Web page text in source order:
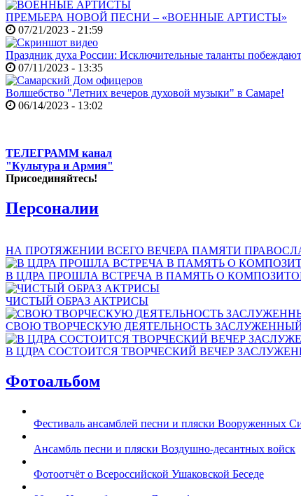
ПРЕМЬЕРА НОВОЙ ПЕСНИ – «ВОЕННЫЕ АРТИСТЫ»
07/21/2023 - 21:59
Праздник духа России: Исключительные таланты
07/11/2023 - 13:35
Волшебство "Летних вечеров духовой музыки" в Самаре!
06/14/2023 - 13:02
ТЕЛЕГРАММ канал
"Культура и Армия"
Присоединяйтесь!
Персоналии
НА ПРОТЯЖЕНИИ ВСЕГО ВЕЧЕРА ПАМЯТИ
В ЦДРА ПРОШЛА ВСТРЕЧА В ПАМЯТЬ О
ЧИСТЫЙ ОБРАЗ АКТРИСЫ
СВОЮ ТВОРЧЕСКУЮ ДЕЯТЕЛЬНОСТЬ
В ЦДРА СОСТОИТСЯ ТВОРЧЕСКИЙ ВЕЧЕР
Фотоальбом
Фестиваль ансамблей песни и пляски Вооруженных
Ансамбль песни и пляски Воздушно-десантных войск
Фотоотчёт о Всероссийской Ушаковской Беседе